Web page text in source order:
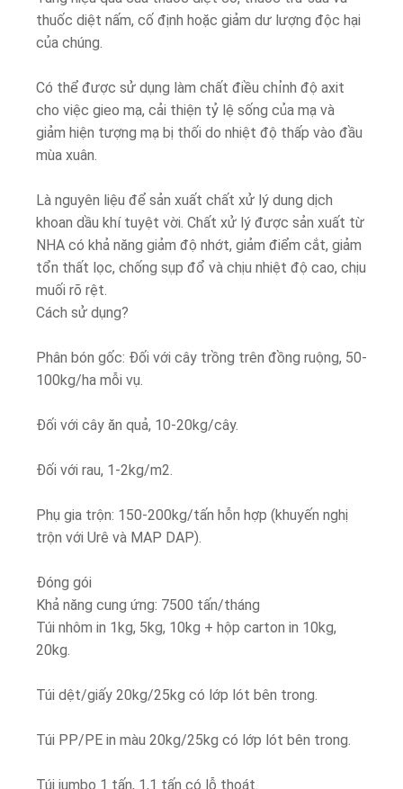
thuốc diệt nấm, cố định hoặc giảm dư lượng độc hại
của chúng.
Có thể được sử dụng làm chất điều chỉnh độ axit
cho việc gieo mạ, cải thiện tỷ lệ sống của mạ và
giảm hiện tượng mạ bị thối do nhiệt độ thấp vào đầu
mùa xuân.
Là nguyên liệu để sản xuất chất xử lý dung dịch
khoan dầu khí tuyệt vời. Chất xử lý được sản xuất từ
​​NHA có khả năng giảm độ nhớt, giảm điểm cắt, giảm
tổn thất lọc, chống sụp đổ và chịu nhiệt độ cao, chịu
muối rõ rệt.
Cách sử dụng?
Phân bón gốc: Đối với cây trồng trên đồng ruộng, 50-
100kg/ha mỗi vụ.
Đối với cây ăn quả, 10-20kg/cây.
Đối với rau, 1-2kg/m2.
Phụ gia trộn: 150-200kg/tấn hỗn hợp (khuyến nghị
trộn với Urê và MAP DAP).
Đóng gói
Khả năng cung ứng: 7500 tấn/tháng
Túi nhôm in 1kg, 5kg, 10kg + hộp carton in 10kg,
20kg.
Túi dệt/giấy 20kg/25kg có lớp lót bên trong.
Túi PP/PE in màu 20kg/25kg có lớp lót bên trong.
Túi jumbo 1 tấn, 1,1 tấn có lỗ thoát.